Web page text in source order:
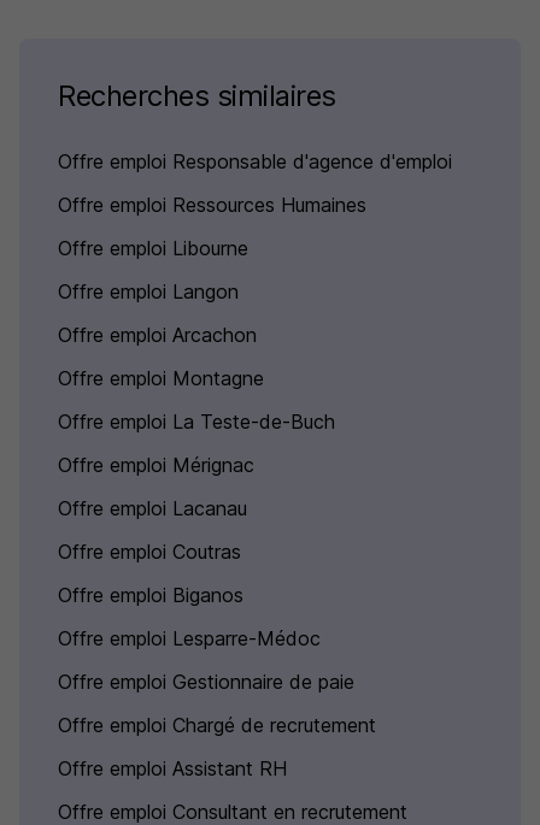
Recherches similaires
Offre emploi Responsable d'agence d'emploi
Offre emploi Ressources Humaines
Offre emploi Libourne
Offre emploi Langon
Offre emploi Arcachon
Offre emploi Montagne
Offre emploi La Teste-de-Buch
Offre emploi Mérignac
Offre emploi Lacanau
Offre emploi Coutras
Offre emploi Biganos
Offre emploi Lesparre-Médoc
Offre emploi Gestionnaire de paie
Offre emploi Chargé de recrutement
Offre emploi Assistant RH
Offre emploi Consultant en recrutement